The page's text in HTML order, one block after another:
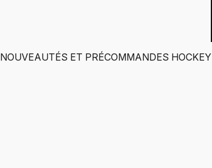
NOUVEAUTÉS ET PRÉCOMMANDES HOCKEY